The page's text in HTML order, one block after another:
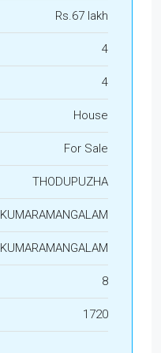
Rs.67 lakh
4
4
House
For Sale
THODUPUZHA
KUMARAMANGALAM
KUMARAMANGALAM
8
1720